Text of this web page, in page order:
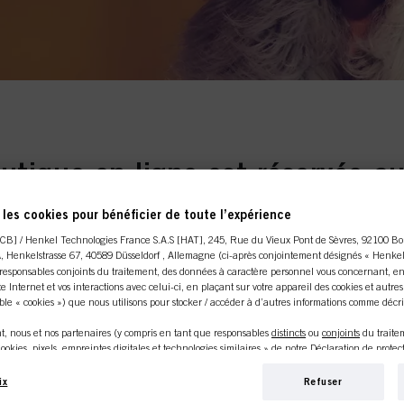
lumière onirique
et des
magnifiques coiffures
de la couleur dans
et de l’expression
en ligne est réservée
professionnels.
propriétaire
êtes au
Si vous
Schwarzkopf
cookies pour bénéficier de toute l’expérience
/ Henkel Technologies France S.A.S [HAT], 245, Rue du Vieux Pont de Sèvres, 92100
, Henkelstrasse 67, 40589 Düsseldorf , Allemagne (ci-après conjointement désignés «
conjoints du traitement, des données à caractère personnel vous concernant,
Internet et vos interactions avec celui-ci, en plaçant sur votre appareil des cookies et
« cookies ») que nous utilisons pour stocker / accéder à d’autres informations comme
nous et nos partenaires (y compris en tant que responsables distincts ou conjoints du
pixels, empreintes digitales et technologies similaires » de notre Déclaration de
Internet, pour vous fournir des fonctionnalités améliorant votre utilisation de ce
Refuser